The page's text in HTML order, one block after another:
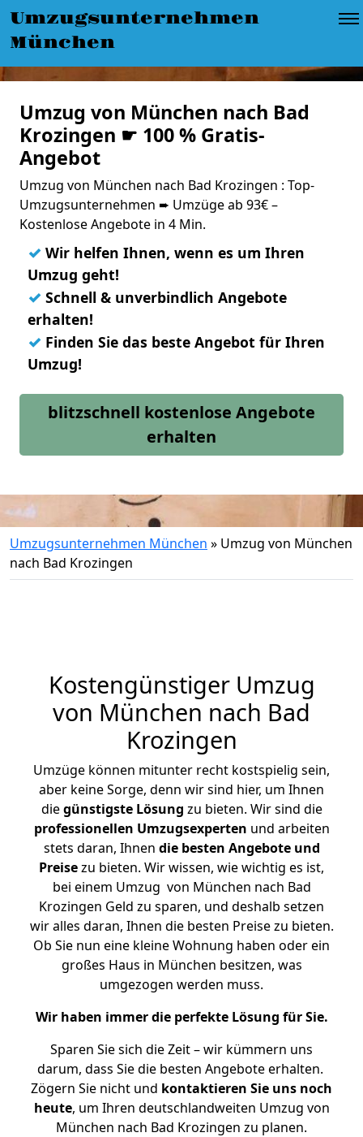
Umzugsunternehmen
München
Umzug von München nach Bad
Krozingen ☛ 100 % Gratis-
Angebot
Umzug von München nach Bad Krozingen : Top-
Umzugsunternehmen ➨ Umzüge ab 93€ –
Kostenlose Angebote in 4 Min.
✓ Wir helfen Ihnen, wenn es um Ihren
Umzug geht!
✓ Schnell & unverbindlich Angebote
erhalten!
✓ Finden Sie das beste Angebot für Ihren
Umzug!
blitzschnell kostenlose Angebote
erhalten
Umzugsunternehmen München » Umzug von München
nach Bad Krozingen
Kostengünstiger Umzug
von München nach Bad
Krozingen
Umzüge können mitunter recht kostspielig sein,
aber keine Sorge, denn wir sind hier, um Ihnen
diegünstigste Lösung zu bieten. Wir sind die
professionellen Umzugsexperten und arbeiten
stets daran, Ihnen die besten Angebote und
Preisezu bieten. Wir wissen, wie wichtig es ist,
bei einem Umzug von München nach Bad
Krozingen Geld zu sparen, und deshalb setzen
wir alles daran, Ihnen die besten Preise zu bieten.
Ob Sie nun eine kleine Wohnung haben oder ein
großes Haus in München besitzen, was
umgezogen werden muss.
Wir haben immer die perfekte Lösung für Sie.
Sparen Sie sich die Zeit – wir kümmern uns
darum, dass Sie die besten Angebote erhalten.
Zögern Sie nicht und kontaktieren Sie uns noch
heute, um Ihren deutschlandweiten Umzug von
München nach Bad Krozingen zu planen.